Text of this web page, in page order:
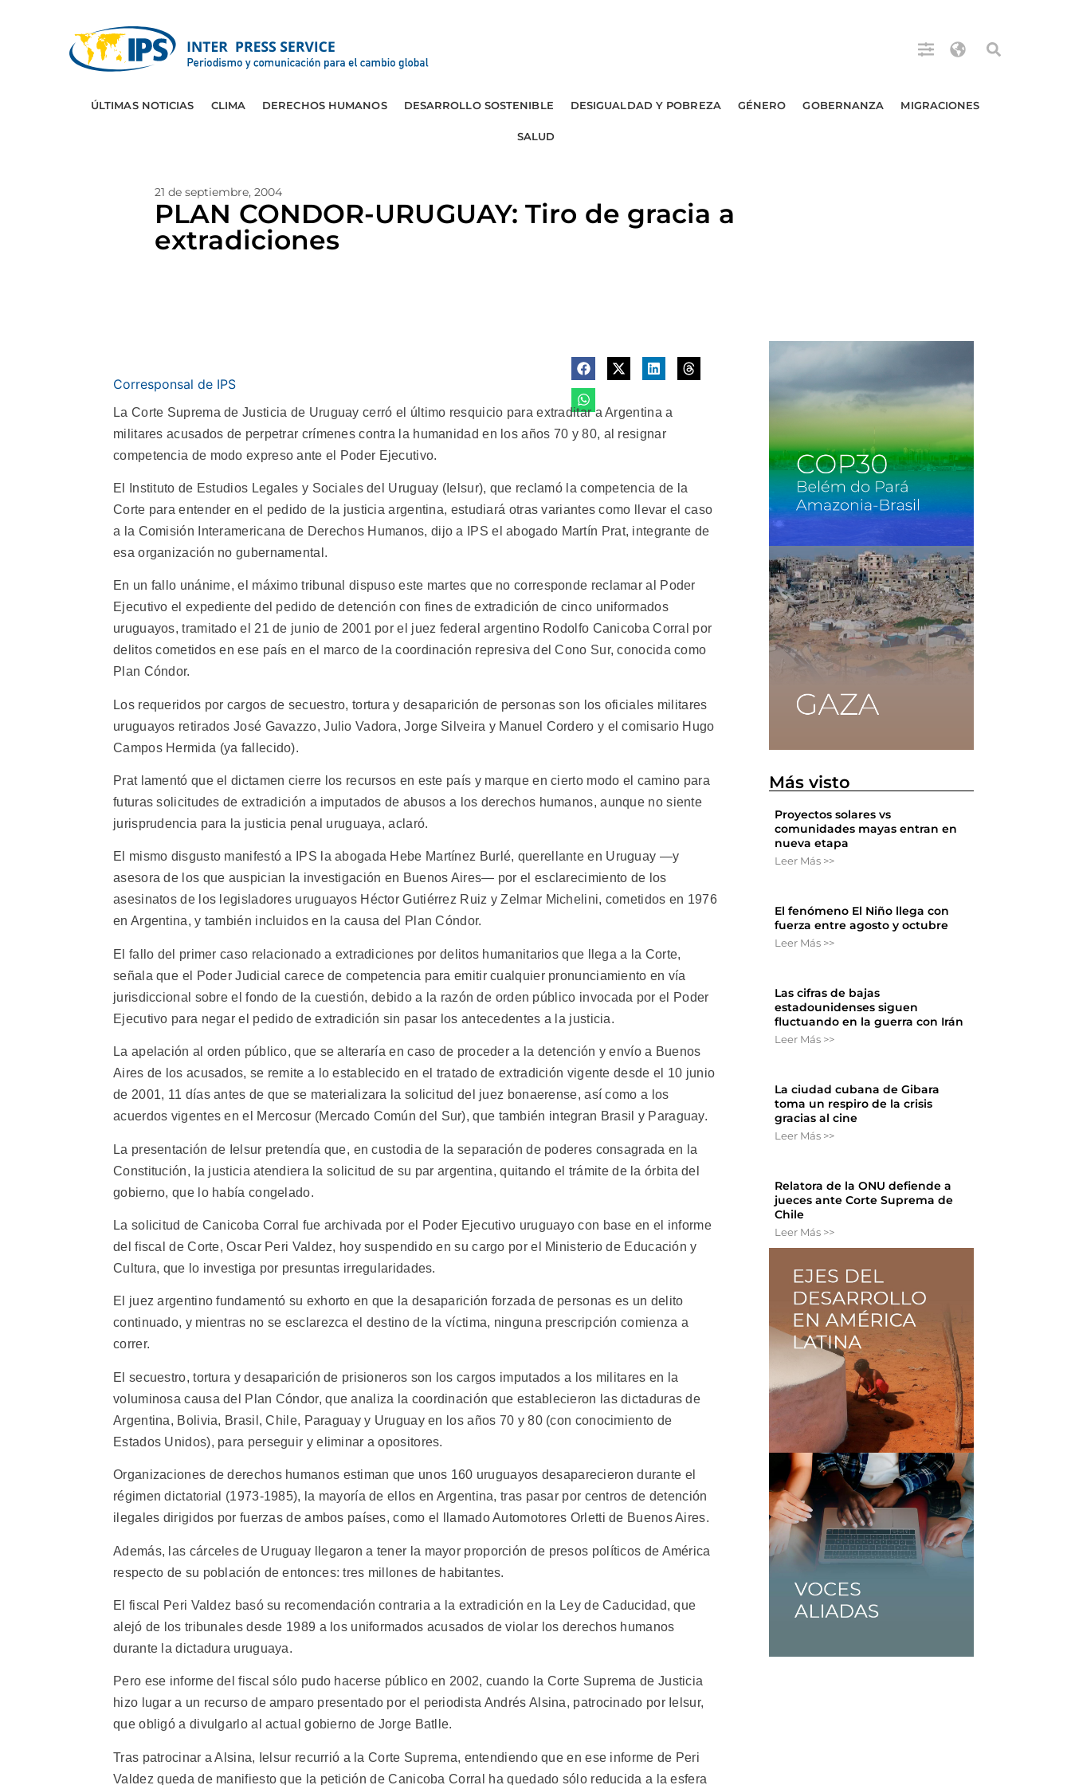
ÚLTIMAS NOTICIAS CLIMA DERECHOS HUMANOS DESARROLLO SOSTENIBLE DESIGUALDAD Y POBREZA GÉNERO GOBERNANZA MIGRACIONES
SALUD
21 de septiembre, 2004
PLAN CONDOR-URUGUAY: Tiro de gracia a
extradiciones
Corresponsal de IPS
La Corte Suprema de Justicia de Uruguay cerró el último resquicio para extraditar a Argentina a
militares acusados de perpetrar crímenes contra la humanidad en los años 70 y 80, al resignar
competencia de modo expreso ante el Poder Ejecutivo.
El Instituto de Estudios Legales y Sociales del Uruguay (Ielsur), que reclamó la competencia de la
Corte para entender en el pedido de la justicia argentina, estudiará otras variantes como llevar el caso
a la Comisión Interamericana de Derechos Humanos, dijo a IPS el abogado Martín Prat, integrante de
esa organización no gubernamental.
En un fallo unánime, el máximo tribunal dispuso este martes que no corresponde reclamar al Poder
Ejecutivo el expediente del pedido de detención con fines de extradición de cinco uniformados
uruguayos, tramitado el 21 de junio de 2001 por el juez federal argentino Rodolfo Canicoba Corral por
delitos cometidos en ese país en el marco de la coordinación represiva del Cono Sur, conocida como
Plan Cóndor.
Los requeridos por cargos de secuestro, tortura y desaparición de personas son los oficiales militares
uruguayos retirados José Gavazzo, Julio Vadora, Jorge Silveira y Manuel Cordero y el comisario Hugo
Campos Hermida (ya fallecido).
Prat lamentó que el dictamen cierre los recursos en este país y marque en cierto modo el camino para
futuras solicitudes de extradición a imputados de abusos a los derechos humanos, aunque no siente
jurisprudencia para la justicia penal uruguaya, aclaró.
El mismo disgusto manifestó a IPS la abogada Hebe Martínez Burlé, querellante en Uruguay —y
asesora de los que auspician la investigación en Buenos Aires— por el esclarecimiento de los
asesinatos de los legisladores uruguayos Héctor Gutiérrez Ruiz y Zelmar Michelini, cometidos en 1976
en Argentina, y también incluidos en la causa del Plan Cóndor.
El fallo del primer caso relacionado a extradiciones por delitos humanitarios que llega a la Corte,
señala que el Poder Judicial carece de competencia para emitir cualquier pronunciamiento en vía
jurisdiccional sobre el fondo de la cuestión, debido a la razón de orden público invocada por el Poder
Ejecutivo para negar el pedido de extradición sin pasar los antecedentes a la justicia.
La apelación al orden público, que se alteraría en caso de proceder a la detención y envío a Buenos
Aires de los acusados, se remite a lo establecido en el tratado de extradición vigente desde el 10 junio
de 2001, 11 días antes de que se materializara la solicitud del juez bonaerense, así como a los
acuerdos vigentes en el Mercosur (Mercado Común del Sur), que también integran Brasil y Paraguay.
La presentación de Ielsur pretendía que, en custodia de la separación de poderes consagrada en la
Constitución, la justicia atendiera la solicitud de su par argentina, quitando el trámite de la órbita del
gobierno, que lo había congelado.
La solicitud de Canicoba Corral fue archivada por el Poder Ejecutivo uruguayo con base en el informe
del fiscal de Corte, Oscar Peri Valdez, hoy suspendido en su cargo por el Ministerio de Educación y
Cultura, que lo investiga por presuntas irregularidades.
El juez argentino fundamentó su exhorto en que la desaparición forzada de personas es un delito
continuado, y mientras no se esclarezca el destino de la víctima, ninguna prescripción comienza a
correr.
El secuestro, tortura y desaparición de prisioneros son los cargos imputados a los militares en la
voluminosa causa del Plan Cóndor, que analiza la coordinación que establecieron las dictaduras de
Argentina, Bolivia, Brasil, Chile, Paraguay y Uruguay en los años 70 y 80 (con conocimiento de
Estados Unidos), para perseguir y eliminar a opositores.
Organizaciones de derechos humanos estiman que unos 160 uruguayos desaparecieron durante el
régimen dictatorial (1973-1985), la mayoría de ellos en Argentina, tras pasar por centros de detención
ilegales dirigidos por fuerzas de ambos países, como el llamado Automotores Orletti de Buenos Aires.
Además, las cárceles de Uruguay llegaron a tener la mayor proporción de presos políticos de América
respecto de su población de entonces: tres millones de habitantes.
El fiscal Peri Valdez basó su recomendación contraria a la extradición en la Ley de Caducidad, que
alejó de los tribunales desde 1989 a los uniformados acusados de violar los derechos humanos
durante la dictadura uruguaya.
Pero ese informe del fiscal sólo pudo hacerse público en 2002, cuando la Corte Suprema de Justicia
hizo lugar a un recurso de amparo presentado por el periodista Andrés Alsina, patrocinado por Ielsur,
que obligó a divulgarlo al actual gobierno de Jorge Batlle.
Tras patrocinar a Alsina, Ielsur recurrió a la Corte Suprema, entendiendo que en ese informe de Peri
Valdez queda de manifiesto que la petición de Canicoba Corral ha quedado sólo reducida a la esfera
Más visto
Proyectos solares vs
comunidades mayas entran en
nueva etapa
Leer Más >>
El fenómeno El Niño llega con
fuerza entre agosto y octubre
Leer Más >>
Las cifras de bajas
estadounidenses siguen
fluctuando en la guerra con Irán
Leer Más >>
La ciudad cubana de Gibara
toma un respiro de la crisis
gracias al cine
Leer Más >>
Relatora de la ONU defiende a
jueces ante Corte Suprema de
Chile
Leer Más >>